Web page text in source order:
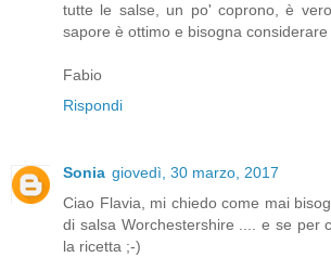
tutte le salse, un po' coprono, è
sapore è ottimo e bisogna considerare
Fabio
Rispondi
Sonia giovedì, 30 marzo, 2017
Ciao Flavia, mi chiedo come mai
di salsa Worchestershire .... e se per
la ricetta ;-)